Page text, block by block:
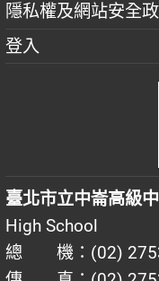
隱私權及網站安全
登入
臺北市立中崙高級
High School
總 機：(02)